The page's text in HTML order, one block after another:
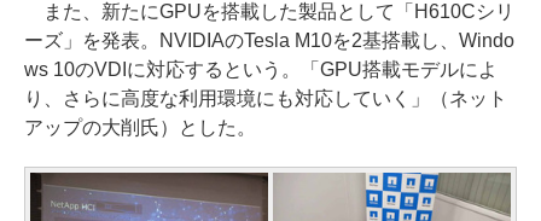
また、新たにGPUを搭載した製品として「H610Cシリ
ーズ」を発表。NVIDIAのTesla M10を2基搭載し、Windo
ws 10のVDIに対応するという。「GPU搭載モデルによ
り、さらに高度な利用環境にも対応していく」（ネット
アップの大削氏）とした。